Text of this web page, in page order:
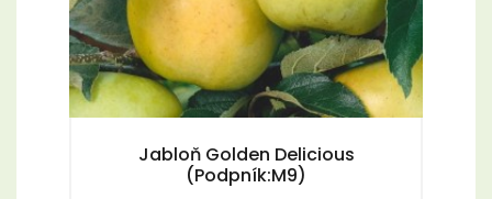
Jabloň Golden Delicious
(Podpník:M9)